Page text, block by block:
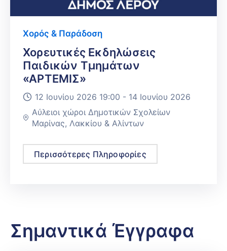
Χορός & Παράδοση
Χορευτικές Εκδηλώσεις
Παιδικών Τμημάτων
«ΑΡΤΕΜΙΣ»
12 Ιουνίου 2026 19:00 - 14 Ιουνίου 2026
Αύλειοι χώροι Δημοτικών Σχολείων
Μαρίνας, Λακκίου & Αλίντων
Περισσότερες Πληροφορίες
Σημαντικά Έγγραφα